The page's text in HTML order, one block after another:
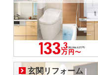
玄関リフォーム